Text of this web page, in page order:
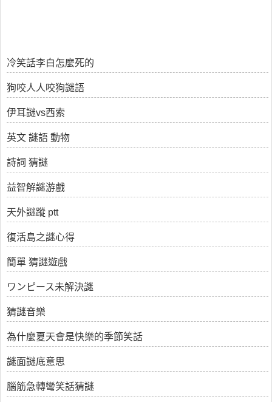
冷笑話李白怎麼死的
狗咬人人咬狗謎語
伊耳謎vs西索
英文 謎語 動物
詩詞 猜謎
益智解謎游戲
天外謎蹤 ptt
復活島之謎心得
簡單 猜謎遊戲
ワンピース未解決謎
猜謎音樂
為什麼夏天會是快樂的季節笑話
謎面謎底意思
腦筋急轉彎笑話猜謎